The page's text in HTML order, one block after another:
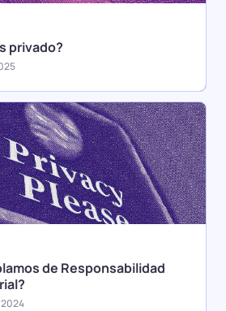
privado?
de Responsabilidad